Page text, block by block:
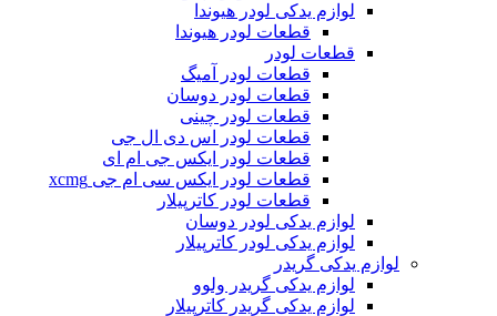
لوازم یدکی لودر هیوندا
قطعات لودر هیوندا
قطعات لودر
قطعات لودر آمیگ
قطعات لودر دوسان
قطعات لودر چینی
قطعات لودر اس دی ال جی
قطعات لودر ایکس جی ام ای
قطعات لودر ایکس سی ام جی xcmg
قطعات لودر کاترپیلار
لوازم یدکی لودر دوسان
لوازم یدکی لودر کاترپیلار
لوازم یدکی گریدر
لوازم یدکی گریدر ولوو
لوازم یدکی گریدر کاترپیلار